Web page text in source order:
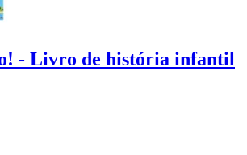
- Livro de história infantil